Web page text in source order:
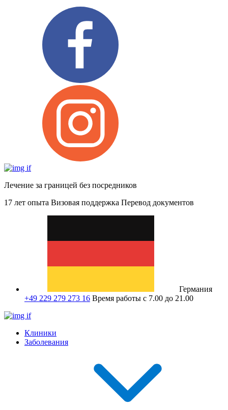
Лечение за границей без посредников
17 лет опыта Визовая поддержка Перевод документов
Германия
+49 229 279 273 16 Время работы с 7.00 до 21.00
Клиники
Заболевания